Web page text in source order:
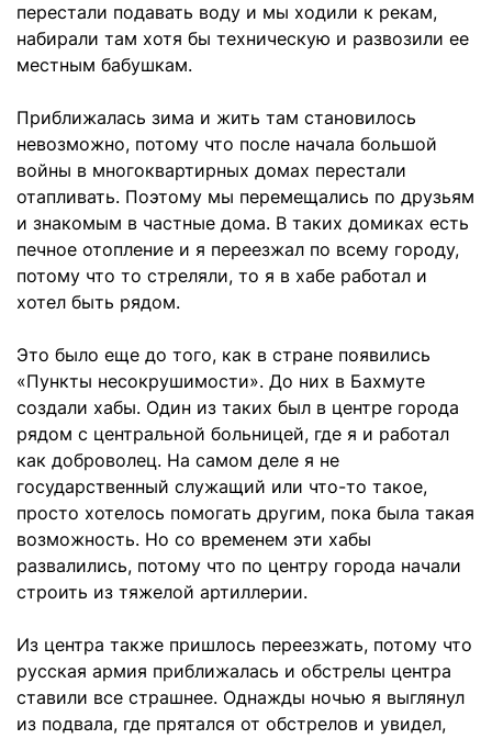
перестали подавать воду и мы ходили к рекам,
набирали там хотя бы техническую и развозили ее
местным бабушкам.
Приближалась зима и жить там становилось
невозможно, потому что после начала большой
войны в многоквартирных домах перестали
отапливать. Поэтому мы перемещались по друзьям
и знакомым в частные дома. В таких домиках есть
печное отопление и я переезжал по всему городу,
потому что то стреляли, то я в хабе работал и
хотел быть рядом.
Это было еще до того, как в стране появились
«Пункты несокрушимости». До них в Бахмуте
создали хабы. Один из таких был в центре города
рядом с центральной больницей, где я и работал
как доброволец. На самом деле я не
государственный служащий или что-то такое,
просто хотелось помогать другим, пока была такая
возможность. Но со временем эти хабы
развалились, потому что по центру города начали
строить из тяжелой артиллерии.
Из центра также пришлось переезжать, потому что
русская армия приближалась и обстрелы центра
ставили все страшнее. Однажды ночью я выглянул
из подвала, где прятался от обстрелов и увидел,